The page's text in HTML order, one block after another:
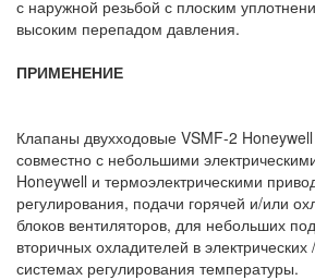
с наружной резьбой с плоским
высоким перепадом давления.
ПРИМЕНЕНИЕ
Клапаны двухходовые VSMF-2
совместно с небольшими
Honeywell и термоэлектрическими
регулирования, подачи горячей и/или
блоков вентиляторов, для небольших
вторичных охладителей в
системах регулирования температуры.